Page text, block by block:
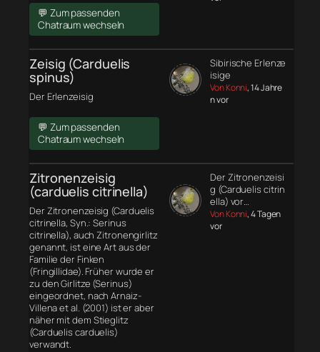
💬 Zum passenden
Chatraum wechseln
Zeisig (Carduelis
spinus)
Der Erlenzeisig
💬 Zum passenden
Chatraum wechseln
Sibirische Erlenze
isige
Von Konni, 14 Jahre
n vor
Zitronenzeisig
(carduelis citrinella)
Der Zitronenzeisig (Carduelis
citrinella, Syn.: Serinus
citrinella), auch Zitronengirlitz
genannt, ist eine Art aus der
Familie der Finken
(Fringillidae). Früher wurde er
zu den Girlitze (Serinus)
eingeordnet, nach Arnaiz-
Villena et al. (2001) ist er aber
näher mit dem Stieglitz
(Carduelis carduelis)
verwandt.
Der Zitronenzeisi
g (Carduelis citrin
ella) vor…
Von Konni, 4 Tagen
vor